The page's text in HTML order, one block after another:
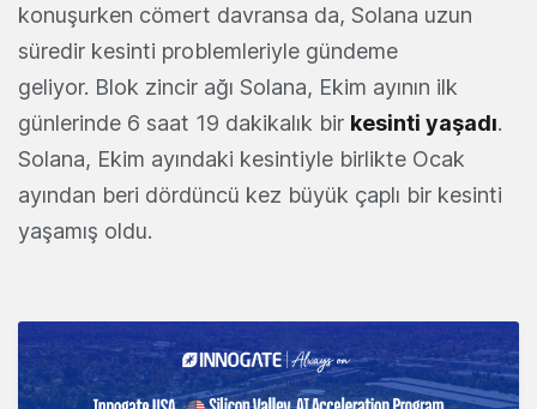
konuşurken cömert davransa da, Solana uzun
süredir kesinti problemleriyle gündeme
geliyor. Blok zincir ağı Solana, Ekim ayının ilk
günlerinde 6 saat 19 dakikalık bir kesinti yaşadı.
Solana, Ekim ayındaki kesintiyle birlikte Ocak
ayından beri dördüncü kez büyük çaplı bir kesinti
yaşamış oldu.